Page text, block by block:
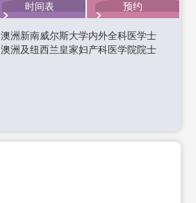
时间表 预约
澳洲新南威尔斯大学内外全科医学士
澳洲及纽西兰皇家妇产科医学院院士